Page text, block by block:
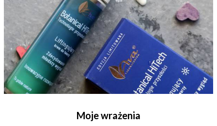
Moje wrażenia